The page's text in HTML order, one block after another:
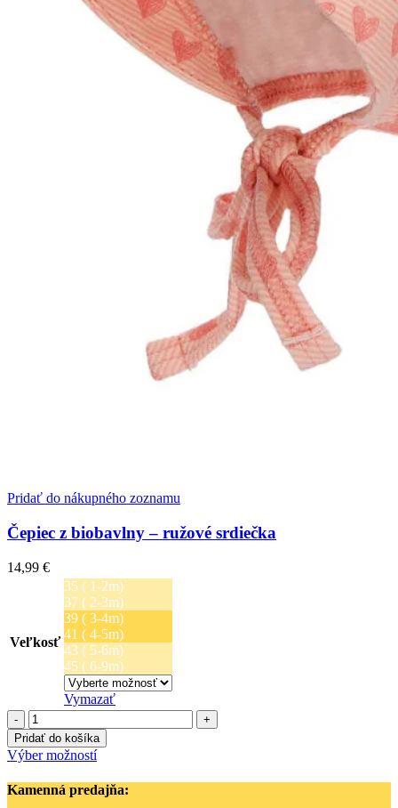
Pridať do nákupného zoznamu
Čepiec z biobavlny – ružové srdiečka
14,99 €
Veľkosť
35 ( 1-2m)
37 ( 2-3m)
39 ( 3-4m)
41 ( 4-5m)
43 ( 5-6m)
45 ( 6-9m)
Vymazať
množstvo
Čepiec
z
biobavlny
-
ružové
Pridať do košíka
Výber možnostíTento
má
viacero
Kamenná predajňa: